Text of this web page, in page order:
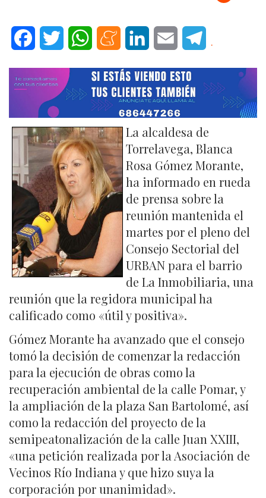
FacebookTwitter WhatsAppMeneameLinkedInEmail .
La alcaldesa de
Torrelavega, Blanca
Rosa Gómez Morante,
ha informado en rueda
de prensa sobre la
reunión mantenida el
martes por el pleno del
Consejo Sectorial del
URBAN para el barrio
de La Inmobiliaria, una
reunión que la regidora municipal ha
calificado como «útil y positiva».
Gómez Morante ha avanzado que el consejo
tomó la decisión de comenzar la redacción
para la ejecución de obras como la
recuperación ambiental de la calle Pomar, y
la ampliación de la plaza San Bartolomé, así
como la redacción del proyecto de la
semipeatonalización de la calle Juan XXIII,
«una petición realizada por la Asociación de
Vecinos Río Indiana y que hizo suya la
corporación por unanimidad».